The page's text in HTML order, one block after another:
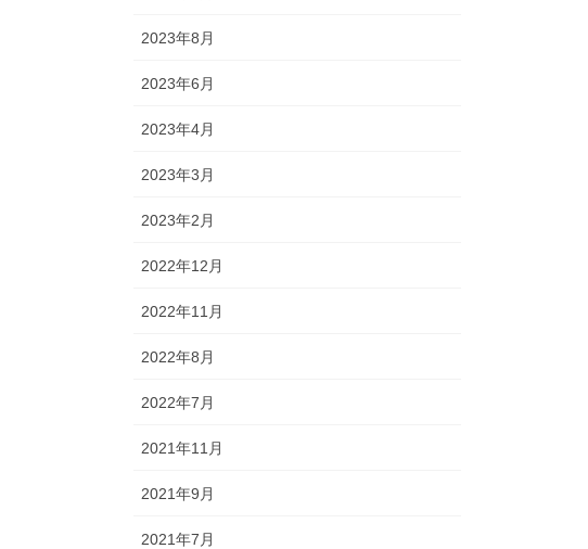
2023年8月
2023年6月
2023年4月
2023年3月
2023年2月
2022年12月
2022年11月
2022年8月
2022年7月
2021年11月
2021年9月
2021年7月